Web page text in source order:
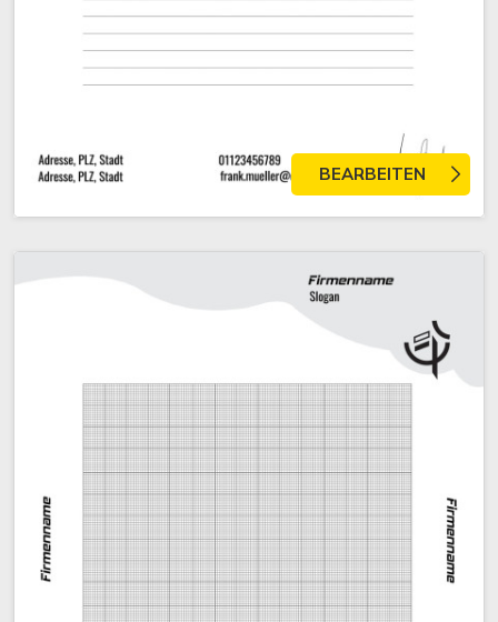
BEARBEITEN